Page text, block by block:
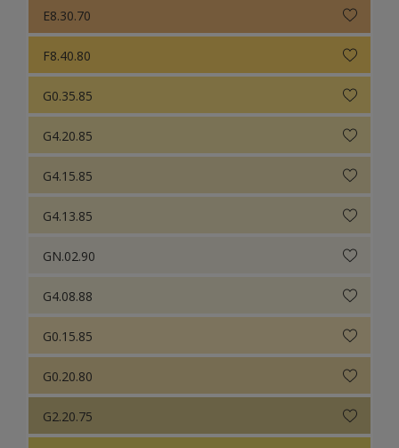
E8.30.70
F8.40.80
G0.35.85
G4.20.85
G4.15.85
G4.13.85
GN.02.90
G4.08.88
G0.15.85
G0.20.80
G2.20.75